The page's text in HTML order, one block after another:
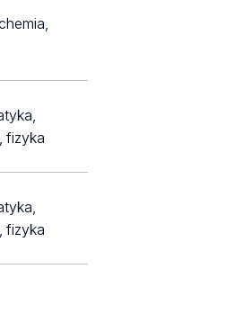
fizyka
fizyka